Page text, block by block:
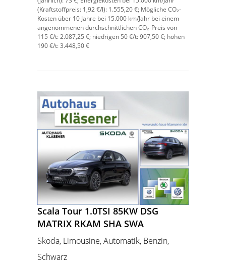
(Kraftstoffpreis: 1,92€/l): 1.555,20 €; Mögliche CO₂-
Kosten über 10 Jahre bei 15.000 km/Jahr bei einem
angenommenen durchschnittlichen CO₂-Preis von
115 €/t:2.087,25 €; niedrigen 50 €/t: 907,50 €; hohen
190 €/t: 3.448,50 €
Scala Tour 1.0TSI 85KW DSG
MATRIX RKAM SHA SWA
Skoda, Limousine, Automatik, Benzin,
Schwarz